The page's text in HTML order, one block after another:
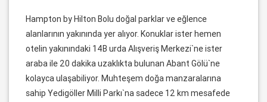
Hampton by Hilton Bolu doğal parklar ve eğlence
alanlarının yakınında yer alıyor. Konuklar ister hemen
otelin yakınındaki 14B urda Alışveriş Merkezi`ne ister
araba ile 20 dakika uzaklıkta bulunan Abant Gölü`ne
kolayca ulaşabiliyor. Muhteşem doğa manzaralarına
sahip Yedigöller Milli Parkı`na sadece 12 km mesafede